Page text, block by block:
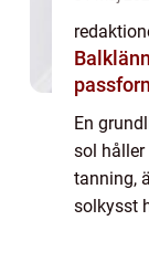
Balklänningar så
En
sol håller
tanning,
solkysst